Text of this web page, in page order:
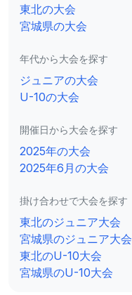
東北の大会
宮城県の大会
年代から大会を探す
ジュニアの大会
U-10の大会
開催日から大会を探す
2025年の大会
2025年6月の大会
掛け合わせで大会を探す
東北のジュニア大会
宮城県のジュニア大会
東北のU-10大会
宮城県のU-10大会